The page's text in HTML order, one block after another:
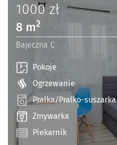
1000zł
8 m2
Bajeczna C
Pokoje
Ogrzewanie
Pralka/Pralko-suszarka
Zmywarka
Piekarnik